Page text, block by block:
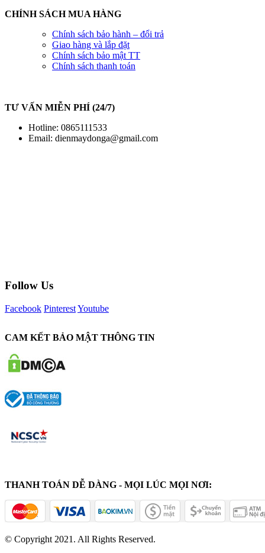
CHÍNH SÁCH MUA HÀNG
Chính sách bảo hành – đổi trả
Giao hàng và lắp đặt
Chính sách bảo mật TT
Chính sách thanh toán
TƯ VẤN MIỄN PHÍ (24/7)
Hotline: 0865111533
Email: dienmaydonga@gmail.com
Follow Us
Facebook PinterestYoutube
CAM KẾT BẢO MẬT THÔNG TIN
THANH TOÁN DỄ DÀNG - MỌI LÚC MỌI NƠI:
© Copyright 2021. All Rights Reserved.